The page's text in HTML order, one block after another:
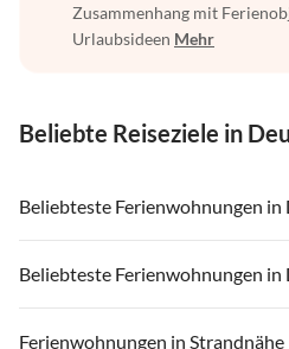
Zusammenhang mit
Urlaubsideen Mehr
Beliebte Reiseziele in
Beliebteste Ferienwohnungen in
Ferienwohnungen in Deutschland
Ferienwohnungen in Ostsee
Beliebteste Ferienwohnungen in
Ferienwohnungen in Deutschland
Ferienwohnungen in Strandnähe